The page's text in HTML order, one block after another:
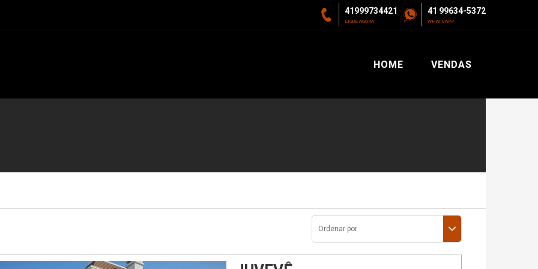
41999734421
LIGUE AGORA
41 99634-5372
WHATSAPP
HOME VENDAS
Ordenar por